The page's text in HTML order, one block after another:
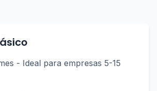
- Ideal para empresas 5-15